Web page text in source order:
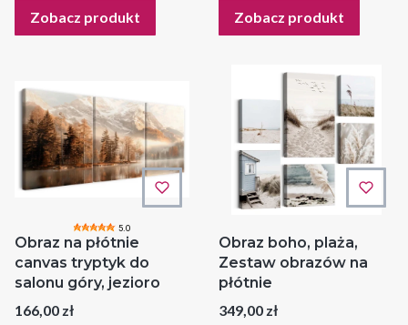
Zobacz produkt Zobacz produkt
5.0
Obraz na płótnie
canvas tryptyk do
salonu góry, jezioro
Cena
166,00 zł
Obraz boho, plaża,
Zestaw obrazów na
płótnie
Cena
349,00 zł